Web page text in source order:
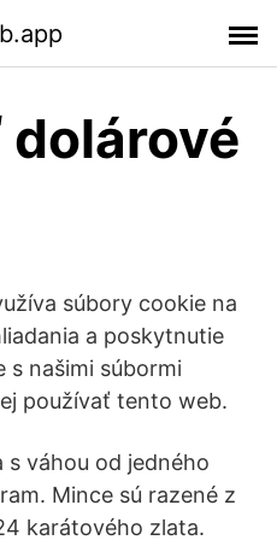
súbory cookie na
a poskytnutie
s našimi súbormi
používať tento web.
váhou od jedného
Mince sú razené z
karátového zlata.